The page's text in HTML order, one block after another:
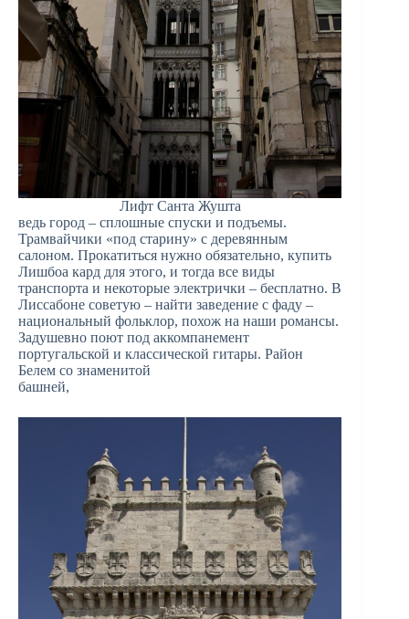
Лифт Санта Жушта
ведь город – сплошные спуски и подъемы.
Трамвайчики «под старину» с деревянным
салоном. Прокатиться нужно обязательно, купить
Лишбоа кард для этого, и тогда все виды
транспорта и некоторые электрички – бесплатно. В
Лиссабоне советую – найти заведение с фаду –
национальный фольклор, похож на наши романсы.
Задушевно поют под аккомпанемент
португальской и классической гитары. Район
Белем со знаменитой
башней,